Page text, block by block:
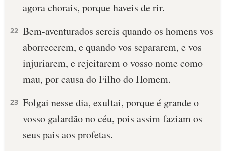
agora chorais, porque haveis de rir.
22 Bem-aventurados sereis quando os homens vos
aborrecerem, e quando vos separarem, e vos
injuriarem, e rejeitarem o vosso nome como
mau, por causa do Filho do Homem.
23 Folgai nesse dia, exultai, porque é grande o
vosso galardão no céu, pois assim faziam os
seus pais aos profetas.